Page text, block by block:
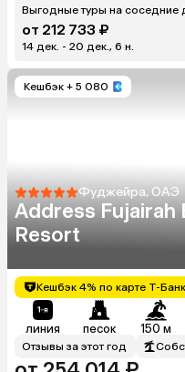
Выгодные туры на соседние
от 212 733 ₽
14 дек. - 20 дек., 6 н.
Кешбэк + 5 080
Фуджейра, ОАЭ
Address Fujairah
Resort
Кешбэк 4% по карте Т-
линия песок 150 м
Отзывы за этот год